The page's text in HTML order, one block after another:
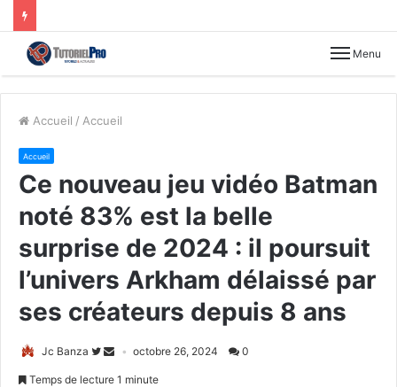
Menu
Accueil / Accueil
Accueil
Ce nouveau jeu vidéo Batman
noté 83% est la belle
surprise de 2024 : il poursuit
l’univers Arkham délaissé par
ses créateurs depuis 8 ans
Jc Banza octobre 26, 2024 0
Temps de lecture 1 minute